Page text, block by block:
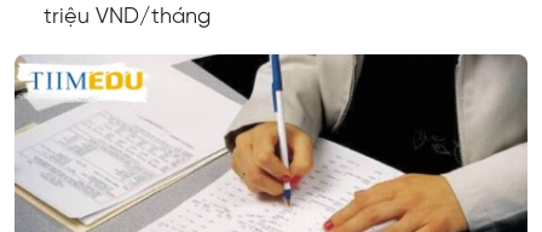
triệu VND/tháng